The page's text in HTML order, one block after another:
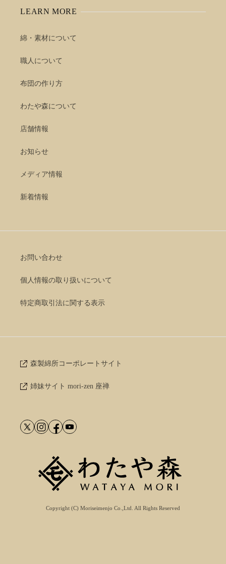
森製綿所コーポレートサイト
姉妹サイト mori-zen 座禅
LEARN MORE
綿・素材について
職人について
布団の作り方
わたや森について
店舗情報
お知らせ
メディア情報
新着情報
Copyright (C) Moriseimenjo Co.,Ltd. All Rights Reserved
お問い合わせ
個人情報の取り扱いについて
特定商取引法に関する表示